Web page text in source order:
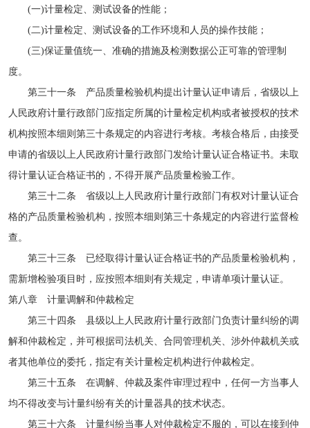
(一)计量检定、测试设备的性能；
(二)计量检定、测试设备的工作环境和人员的操作技能；
(三)保证量值统一、准确的措施及检测数据公正可靠的管理制
度。
第三十一条 产品质量检验机构提出计量认证申请后，省级以上
人民政府计量行政部门应指定所属的计量检定机构或者被授权的技术
机构按照本细则第三十条规定的内容进行考核。考核合格后，由接受
申请的省级以上人民政府计量行政部门发给计量认证合格证书。未取
得计量认证合格证书的，不得开展产品质量检验工作。
第三十二条 省级以上人民政府计量行政部门有权对计量认证合
格的产品质量检验机构，按照本细则第三十条规定的内容进行监督检
查。
第三十三条 已经取得计量认证合格证书的产品质量检验机构，
需新增检验项目时，应按照本细则有关规定，申请单项计量认证。
第八章 计量调解和仲裁检定
第三十四条 县级以上人民政府计量行政部门负责计量纠纷的调
解和仲裁检定，并可根据司法机关、合同管理机关、涉外仲裁机关或
者其他单位的委托，指定有关计量检定机构进行仲裁检定。
第三十五条 在调解、仲裁及案件审理过程中，任何一方当事人
均不得改变与计量纠纷有关的计量器具的技术状态。
第三十六条 计量纠纷当事人对仲裁检定不服的，可以在接到仲